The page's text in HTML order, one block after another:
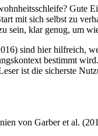
Gute
mit sich selbst zu
sein, klar genug, um
sind hier hilfreich,
bestimmt
ist die sicherste
von Garber et al.